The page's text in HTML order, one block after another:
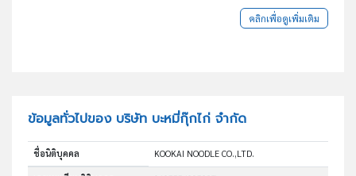
คลิกเพื่อดูเพิ่มเติม
ข้อมูลทั่วไปของ บริษัท บะหมี่กุ๊กไก่ จำกัด
ชื่อนิติบุคคล KOOKAI NOODLE CO.,LTD.